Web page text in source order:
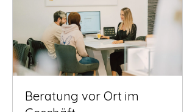
Beratung vor Ort im